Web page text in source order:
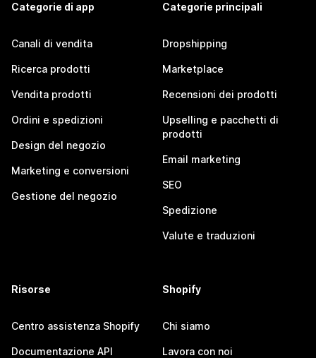
Categorie di app
Canali di vendita
Ricerca prodotti
Vendita prodotti
Ordini e spedizioni
Design del negozio
Marketing e conversioni
Gestione del negozio
Categorie principali
Dropshipping
Marketplace
Recensioni dei prodotti
Upselling e pacchetti di
prodotti
Email marketing
SEO
Spedizione
Valute e traduzioni
Risorse
Centro assistenza Shopify
Documentazione API
Shopify
Chi siamo
Lavora con noi